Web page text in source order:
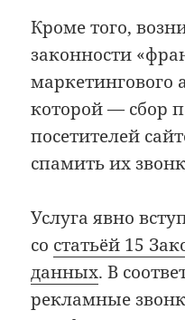
Кроме того,
законности
маркетингового
которой — сбор
посетителей
спамить их
Услуга явно
со статьёй 15
данных. В
рекламные